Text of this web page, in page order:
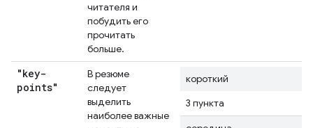
читателя и
побудить его
прочитать
больше.
"key-
points"
В резюме
следует
выделить
наиболее важные
короткий
3 пункта